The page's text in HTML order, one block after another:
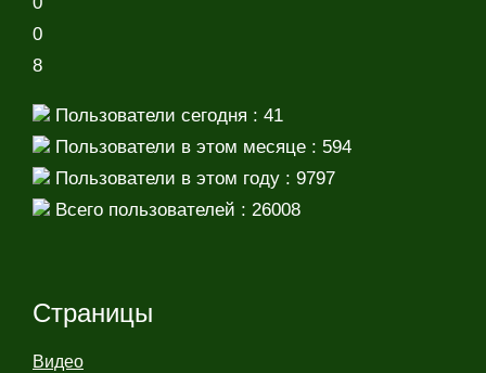
0
8
Пользователи сегодня : 41
Пользователи в этом месяце : 594
Пользователи в этом году : 9797
Всего пользователей : 26008
Страницы
Видео